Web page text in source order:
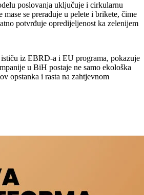
poslovanja uključuje i cirkularnu
se prerađuje u pelete i brikete, čime
potvrđuje opredijeljenost ka zelenijem
iz EBRD-a i EU programa, pokazuje
u BiH postaje ne samo ekološka
opstanka i rasta na zahtjevnom